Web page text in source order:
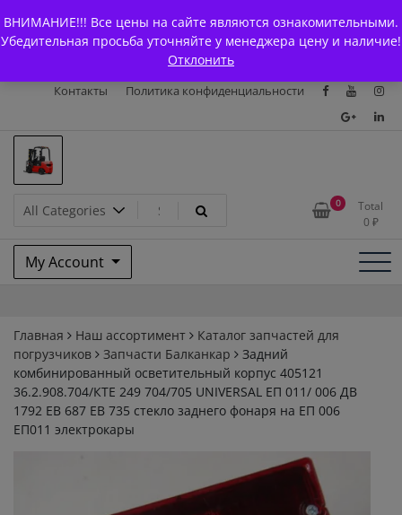
ВНИМАНИЕ!!! Все цены на сайте являются ознакомительными.
Убедительная просьба уточняйте у менеджера цену и наличие!
Отклонить
to
content
Главная
Магазин О Компании
Каталоги
Доставка и оплата
Контакты
Политика конфиденциальности
Запчасти для вилочых
погрузчиков и
электротележек Balkancar
0
Total
0 ₽
My Account
Главная Наш ассортимент
Каталог запчастей для
погрузчиков
Запчасти Балканкар
Задний
комбинированный осветительный корпус 405121
36.2.908.704/КТЕ 249 704/705 UNIVERSAL ЕП 011/ 006 ДВ
1792 ЕВ 687 ЕВ 735 стекло заднего фонаря на ЕП 006
ЕП011 электрокары